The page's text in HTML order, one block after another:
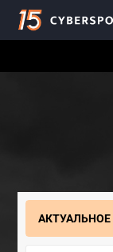
АКТУАЛЬНОЕ